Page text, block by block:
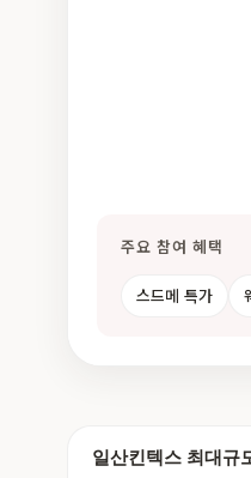
주요 참여 혜택
스드메 특가
일산킨텍스 최대규